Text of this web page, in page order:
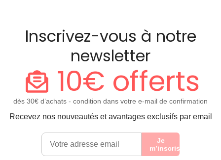
Inscrivez-vous à notre
newsletter
10€ offerts
dès 30€ d’achats - condition dans votre e-mail de confirmation
Recevez nos nouveautés et avantages exclusifs par email
Je
m’inscris